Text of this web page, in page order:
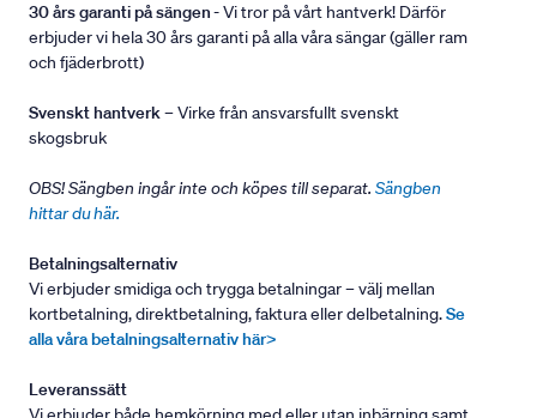
30 års garanti på sängen- Vi tror på vårt hantverk! Därför
erbjuder vi hela 30 års garanti på alla våra sängar (gäller ram
och fjäderbrott)
Svenskt hantverk– Virke från ansvarsfullt svenskt
skogsbruk
OBS! Sängben ingår inte och köpes till separat. Sängben
hittar du här.
Betalningsalternativ
Vi erbjuder smidiga och trygga betalningar – välj mellan
kortbetalning, direktbetalning, faktura eller delbetalning.Se
alla våra betalningsalternativ här>
Leveranssätt